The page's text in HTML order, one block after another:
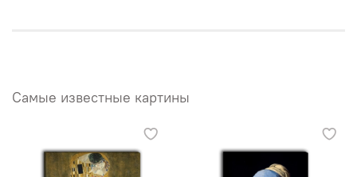
Самые известные картины